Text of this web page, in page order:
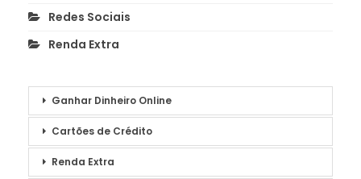
Redes Sociais
Renda Extra
Ganhar Dinheiro Online
Cartões de Crédito
Renda Extra